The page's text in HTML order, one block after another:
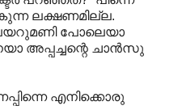
ലക്ഷണമില്ല.
പയറുമണി പോലെയാ
അപ്പച്ചന്റെ ചാൻസു
എനിക്കൊരു